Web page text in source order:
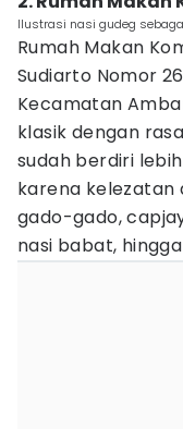
Ilustrasi nasi gudeg
Rumah Makan
Sudiarto Nomor
Kecamatan
klasik dengan
sudah berdiri
karena kelezatan
gado-gado,
nasi babat,